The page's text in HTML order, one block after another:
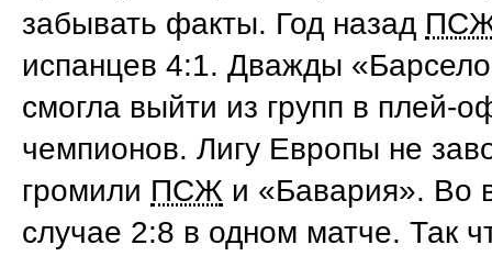
забывать факты. Год назад
испанцев 4:1. Дважды
смогла выйти из групп в плей-
чемпионов. Лигу Европы не
громили ПСЖ и «Бавария». Во
случае 2:8 в одном матче. Так